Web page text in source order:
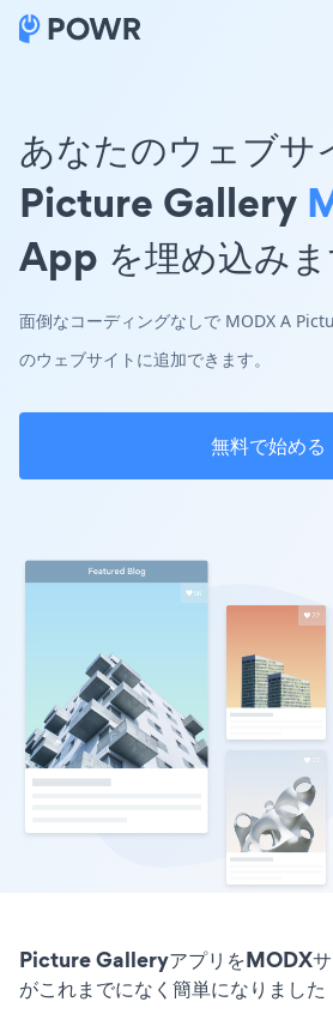
あなたのウェブサ
Picture Gallery
App を埋め込みま
面倒なコーディングなしで MODX A
のウェブサイトに追加できます。
無料で始める
Picture GalleryアプリをMODXサ
がこれまでになく簡単になりました